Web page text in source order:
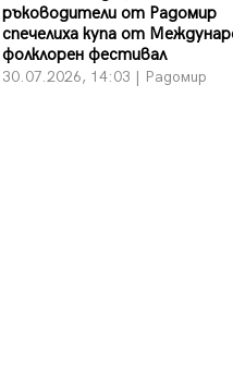
ръководители от Радомир
спечелиха купа от
фолклорен фестивал
30.07.2026, 14:03 | Радомир